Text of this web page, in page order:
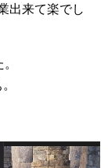
出来て楽でし